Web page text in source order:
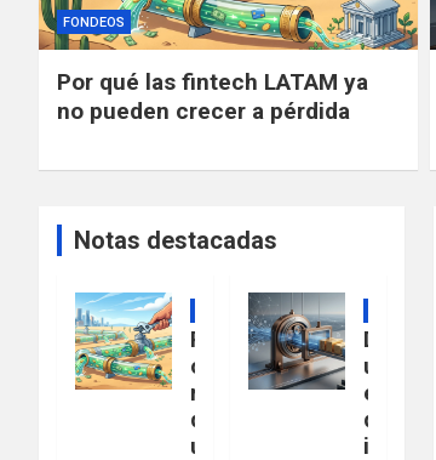
FONDEOS
Por qué las fintech LATAM ya
no pueden crecer a pérdida
Notas destacadas
FONDEOS
P
o
r
q
u
D
u
e
d
i